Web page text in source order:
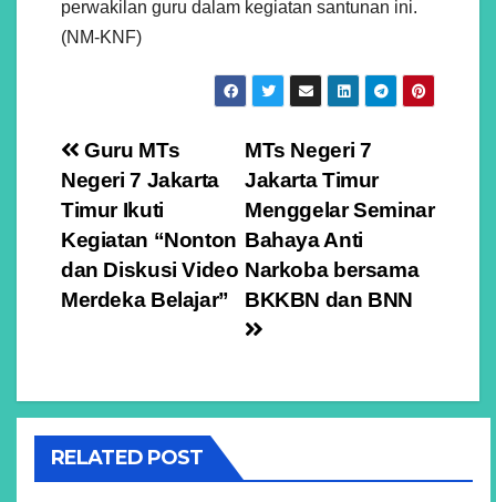
perwakilan guru dalam kegiatan santunan ini.
(NM-KNF)
Navigasi
pos
MTs Negeri 7
Jakarta Timur
Menggelar Seminar
Bahaya Anti
Narkoba bersama
BKKBN dan BNN
Guru MTs
Negeri 7 Jakarta
Timur Ikuti
Kegiatan “Nonton
dan Diskusi Video
Merdeka Belajar”
RELATED POST